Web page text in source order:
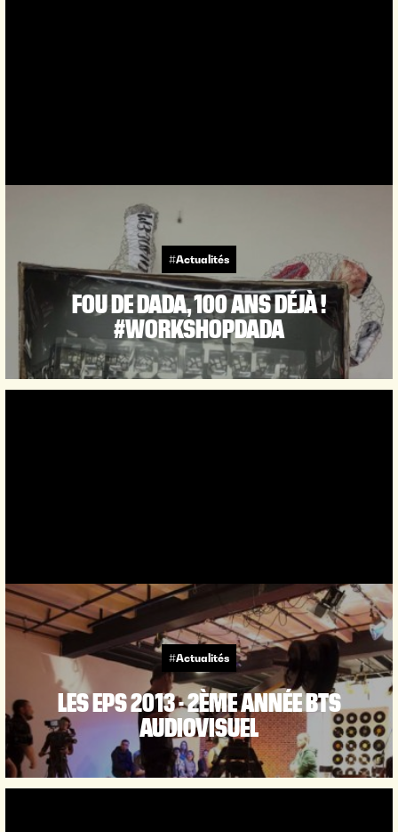
#Actualités
FOU DE DADA, 100 ANS DÉJÀ !
#WORKSHOPDADA
#Actualités
LES EPS 2013 - 2ÈME ANNÉE BTS
AUDIOVISUEL